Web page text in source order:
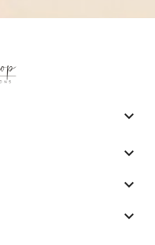



